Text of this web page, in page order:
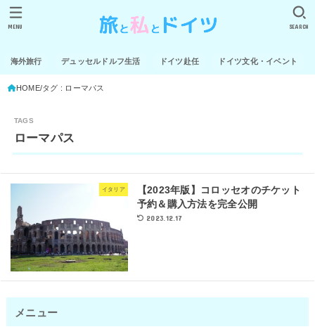
海外旅行 デュッセルドルフ生活 ドイツ赴任 ドイツ文化・イベント
SEARCH
MENU
HOME タグ : ローマパス
ローマパス
イタリア
【2023年版】コロッセオのチケット
予約＆購入方法を完全公開
2023.12.17
メニュー